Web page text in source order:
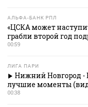
АЛЬФА-БАНК РПЛ
«ЦСКА может
грабли второй год
00:59
ЛИГА ПАРИ
Нижний Новгород -
лучшие моменты
00:38